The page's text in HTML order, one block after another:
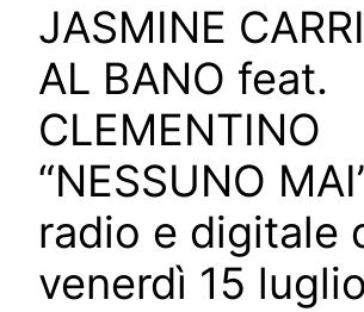
JASMINE
AL BANO feat.
CLEMENTINO
“NESSUNO
radio e digitale
venerdì 15 luglio